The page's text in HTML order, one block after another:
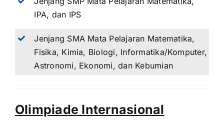
IPA, dan IPS
Jenjang SMA Mata Pelajaran Matematika,
Fisika, Kimia, Biologi, Informatika/Komputer,
Astronomi, Ekonomi, dan Kebumian
Olimpiade Internasional